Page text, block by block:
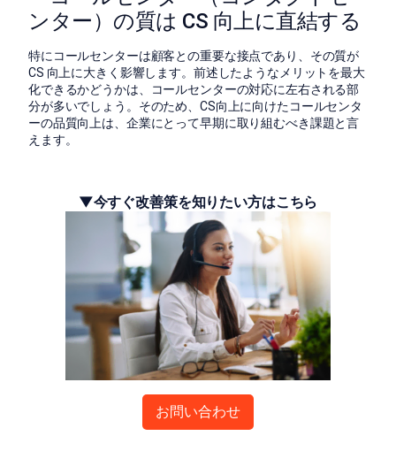
ンター）の質は CS 向上に直結する
特にコールセンターは顧客との重要な接点であり、その質が
CS 向上に大きく影響します。前述したようなメリットを最大
化できるかどうかは、コールセンターの対応に左右される部
分が多いでしょう。そのため、CS向上に向けたコールセンタ
ーの品質向上は、企業にとって早期に取り組むべき課題と言
えます。
▼今すぐ改善策を知りたい方はこちら
お問い合わせ